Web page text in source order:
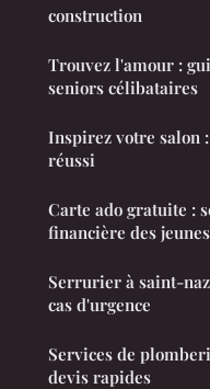
construction
Trouvez l'amour :
seniors célibataires
Inspirez votre salon
réussi
Carte ado gratuite :
financière des jeunes
Serrurier à saint-
cas d'urgence
Services de
devis rapides